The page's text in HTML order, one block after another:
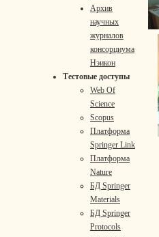
Архив
научных
журналов
консорциума
Нэикон
Тестовые доступы
Web Of
Science
Scopus
Платформа
Springer Link
Платформа
Nature
БД Springer
Materials
БД Springer
Protocols